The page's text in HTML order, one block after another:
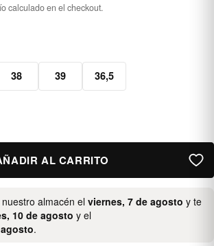
calculado en el checkout.
38 39 36,5
AL CARRITO
almacén el viernes, 7 de agosto y te
10 de agosto y el
.